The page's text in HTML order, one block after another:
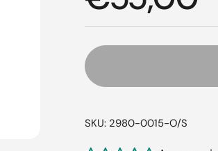
SKU: 2980-0015-O/S